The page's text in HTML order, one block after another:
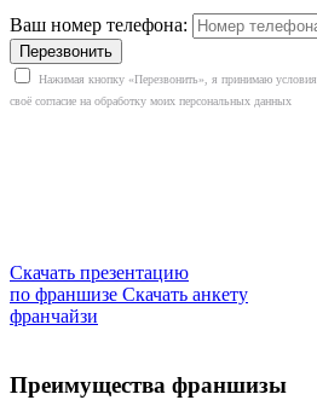
Ваш номер телефона:
Нажимая кнопку «Перезвонить», я принимаю условия
своё согласие на обработку моих персональных данных
Скачать презентацию
по франшизе Скачать анкету
франчайзи
Преимущества франшизы